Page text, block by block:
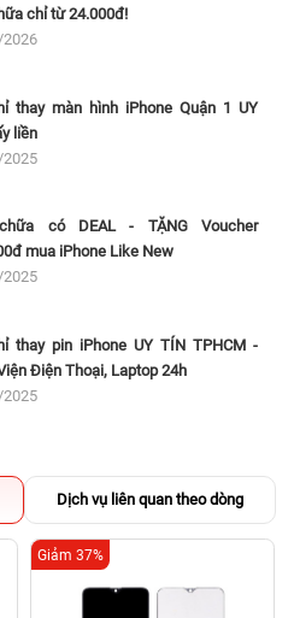
chỉ từ 24.000đ!
thay màn hình iPhone Quận 1 UY
liền
có DEAL - TẶNG Voucher
mua iPhone Like New
thay pin iPhone UY TÍN TPHCM -
Điện Thoại, Laptop 24h
Dịch vụ liên quan theo dòng
Giảm 37%